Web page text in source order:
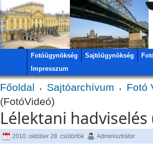
Fotóügynökség Sajtóügynökség
Impresszum
Főoldal Sajtóarchívum
Fotó
(FotóVideó)
Lélektani
2010. október 28. csütörtök Adminisztrátor